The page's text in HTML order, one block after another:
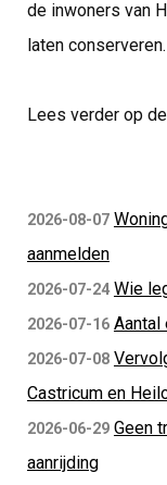
de inwoners van
laten conserveren.
Lees verder op
2026-08-07
aanmelden
2026-07-24 Wie
2026-07-16 Aantal
2026-07-08
Castricum en
2026-06-29 Geen
aanrijding